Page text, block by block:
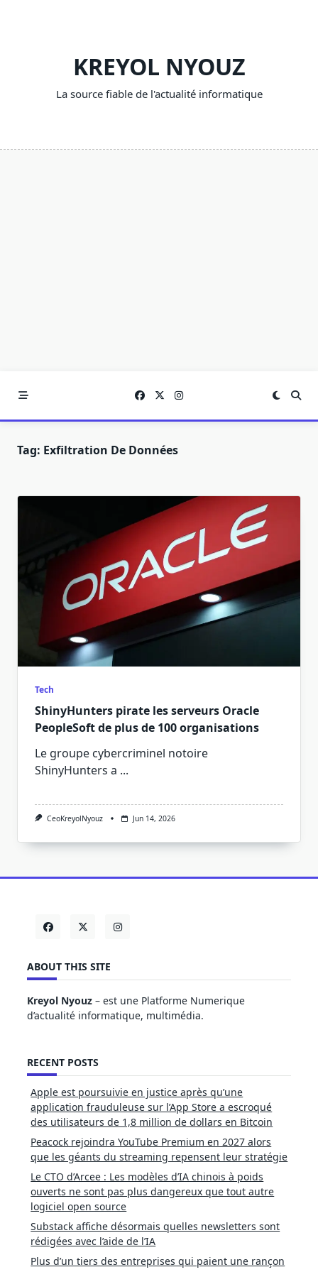
KREYOL NYOUZ
La source fiable de l'actualité informatique
Tag: Exfiltration De Données
Tech
ShinyHunters pirate les serveurs Oracle
PeopleSoft de plus de 100 organisations
Le groupe cybercriminel notoire
ShinyHunters a ...
CeoKreyolNyouz Jun 14, 2026
ABOUT THIS SITE
Kreyol Nyouz – est une Platforme Numerique
d’actualité informatique, multimédia.
RECENT POSTS
Apple est poursuivie en justice après qu’une
application frauduleuse sur l’App Store a escroqué
des utilisateurs de 1,8 million de dollars en Bitcoin
Peacock rejoindra YouTube Premium en 2027 alors
que les géants du streaming repensent leur stratégie
Le CTO d’Arcee : Les modèles d’IA chinois à poids
ouverts ne sont pas plus dangereux que tout autre
logiciel open source
Substack affiche désormais quelles newsletters sont
rédigées avec l’aide de l’IA
Plus d’un tiers des entreprises qui paient une rançon